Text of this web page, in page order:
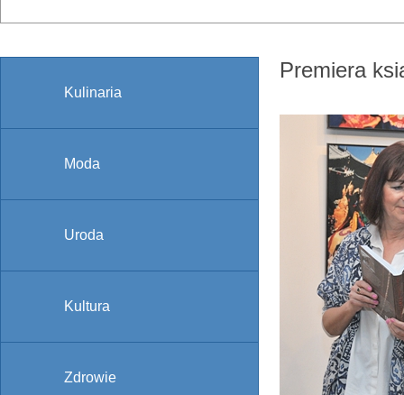
Kulinaria
Moda
Uroda
Kultura
Zdrowie
Premiera